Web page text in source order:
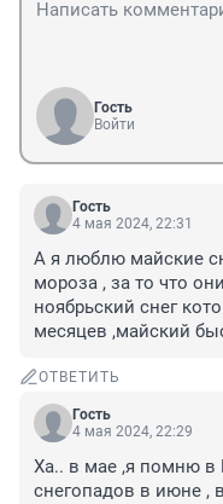
Гость
Войти
Гость
4 мая 2024, 22:31
А я люблю майские
мороза , за то что
ноябрьский снег
месяцев ,майский
ОТВЕТИТЬ
Гость
4 мая 2024, 22:29
Ха.. в мае ,я помню в
снегопадов в июне ,